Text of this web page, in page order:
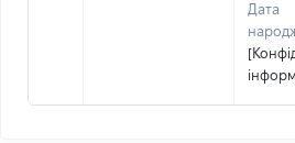
Дата